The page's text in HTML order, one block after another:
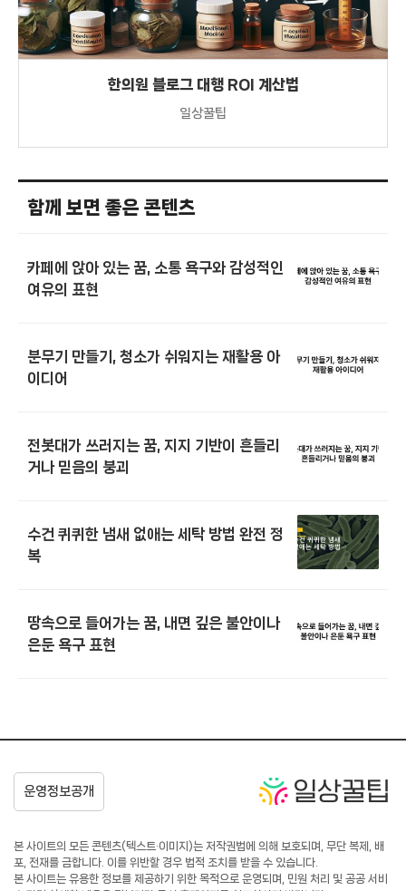
한의원 블로그 대행 ROI 계산법
일상꿀팁
함께 보면 좋은 콘텐츠
카페에 앉아 있는 꿈, 소통 욕구와 감성적인
여유의 표현
분무기 만들기, 청소가 쉬워지는 재활용 아
이디어
전봇대가 쓰러지는 꿈, 지지 기반이 흔들리
거나 믿음의 붕괴
수건 퀴퀴한 냄새 없애는 세탁 방법 완전 정
복
땅속으로 들어가는 꿈, 내면 깊은 불안이나
은둔 욕구 표현
본 사이트의 모든 콘텐츠(텍스트·이미지)는 저작권법에 의해 보호되며, 무단 복제, 배
포, 전재를 금합니다. 이를 위반할 경우 법적 조치를 받을 수 있습니다.
본 사이트는 유용한 정보를 제공하기 위한 목적으로 운영되며, 민원 처리 및 공공 서비